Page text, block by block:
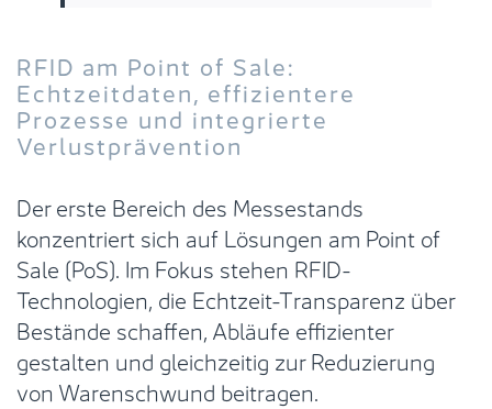
RFID am Point of Sale:
Echtzeitdaten, effizientere
Prozesse und integrierte
Verlustprävention
Der erste Bereich des Messestands
konzentriert sich auf Lösungen am Point of
Sale (PoS). Im Fokus stehen RFID-
Technologien, die Echtzeit-Transparenz über
Bestände schaffen, Abläufe effizienter
gestalten und gleichzeitig zur Reduzierung
von Warenschwund beitragen.